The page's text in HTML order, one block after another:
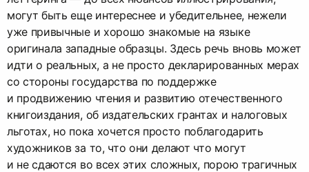
могут быть еще интереснее и убедительнее, нежели
уже привычные и хорошо знакомые на языке
оригинала западные образцы. Здесь речь вновь может
идти о реальных, а не просто декларированных мерах
со стороны государства по поддержке
и продвижению чтения и развитию отечественного
книгоиздания, об издательских грантах и налоговых
льготах, но пока хочется просто поблагодарить
художников за то, что они делают что могут
и не сдаются во всех этих сложных, порою трагичных